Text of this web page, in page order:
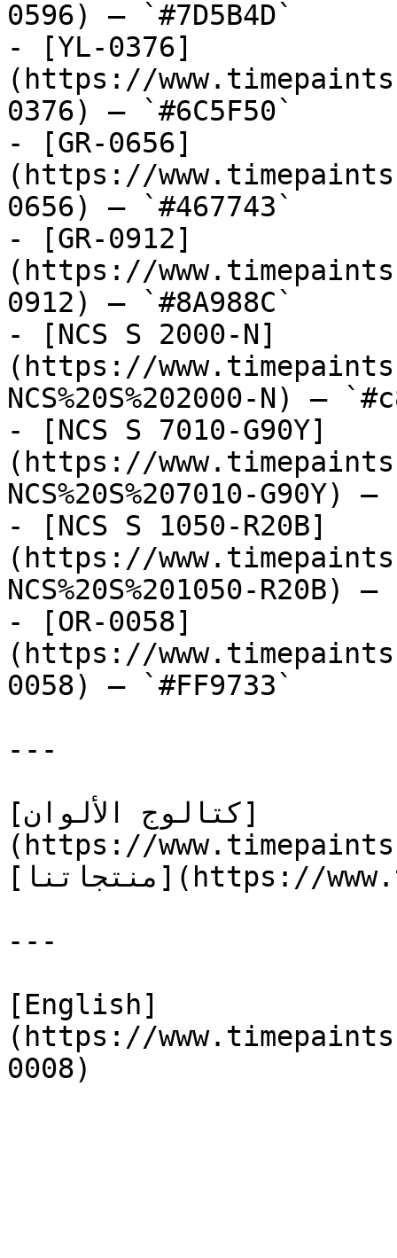
0596) — `#7D5B4D`
- [YL-0376]
(https://
0376) — `#6C5F50`
- [GR-0656]
(https://
0656) — `#467743`
- [GR-0912]
(https://
0912) — `#8A988C`
- [NCS S 2000-N]
(https://
NCS%20S%202000-N) —
- [NCS S 7010-G90Y]
(https://
NCS%20S%207010-G90Y)
- [NCS S 1050-R20B]
(https://
NCS%20S%201050-R20B)
- [OR-0058]
(https://
0058) — `#FF9733`
---
[كتالوج الألوان]
(https://
[منتجاتنا](https://www.timepaints.com/ar/products)
---
[English]
(https://
0008)